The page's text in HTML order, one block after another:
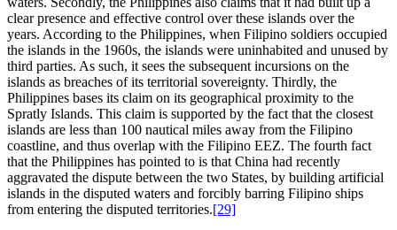
clear presence and effective control over these islands over the
years. According to the Philippines, when Filipino soldiers occupied
the islands in the 1960s, the islands were uninhabited and unused by
third parties. As such, it sees the subsequent incursions on the
islands as breaches of its territorial sovereignty. Thirdly, the
Philippines bases its claim on its geographical proximity to the
Spratly Islands. This claim is supported by the fact that the closest
islands are less than 100 nautical miles away from the Filipino
coastline, and thus overlap with the Filipino EEZ. The fourth fact
that the Philippines has pointed to is that China had recently
aggravated the dispute between the two States, by building artificial
islands in the disputed waters and forcibly barring Filipino ships
from entering the disputed territories.[29]